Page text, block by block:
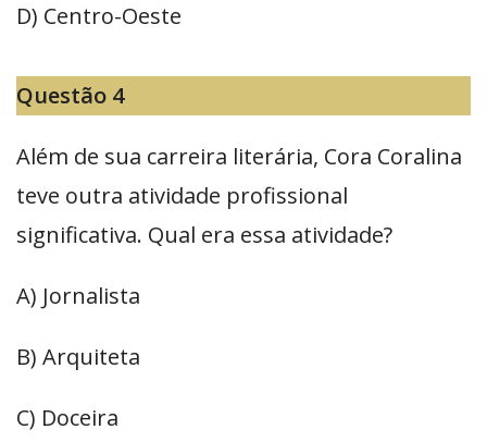
D) Centro-Oeste
Questão 4
Além de sua carreira literária, Cora Coralina
teve outra atividade profissional
significativa. Qual era essa atividade?
A) Jornalista
B) Arquiteta
C) Doceira